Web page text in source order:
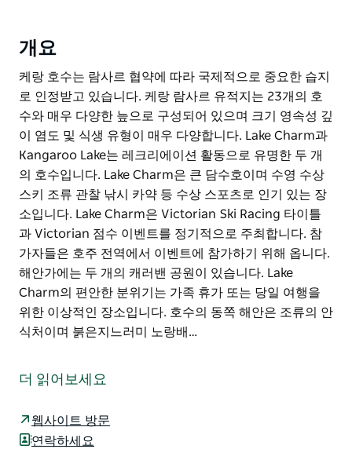
개요
케랑 호수는 람사르 협약에 따라 국제적으로 중요한 습지
로 인정받고 있습니다. 케랑 람사르 유적지는 23개의 호
수와 매우 다양한 늪으로 구성되어 있으며 크기 영속성 깊
이 염도 및 식생 유형이 매우 다양합니다. Lake Charm과
Kangaroo Lake는 레크리에이션 활동으로 유명한 두 개
의 호수입니다. Lake Charm은 큰 담수호이며 수영 수상
스키 조류 관찰 낚시 카약 등 수상 스포츠로 인기 있는 장
소입니다. Lake Charm은 Victorian Ski Racing 타이틀
과 Victorian 점수 이벤트를 정기적으로 주최합니다. 참
가자들은 호주 전역에서 이벤트에 참가하기 위해 옵니다.
해안가에는 두 개의 캐러밴 공원이 있습니다. Lake
Charm의 편안한 분위기는 가족 휴가 또는 당일 여행을
위한 이상적인 장소입니다. 호수의 동쪽 해안은 조류의 안
식처이며 붉은지느러미 노랑배…
로 인정받고 있습니다. 케랑 람사르 유적지는 23개의 호
Lake Charm과 Kangaroo Lake는 레크리에이션 활동으
더 읽어보세요
웹사이트 방문
연락하세요